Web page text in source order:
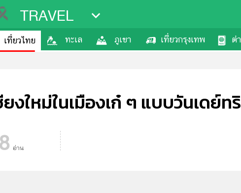
TRAVEL
เที่ยวไทย ทะเล ภูเขา เที่ยวกรุงเทพ ต่
ยงใหม่ในเมืองเก๋ ๆ แบบวันเดย์
อ่าน